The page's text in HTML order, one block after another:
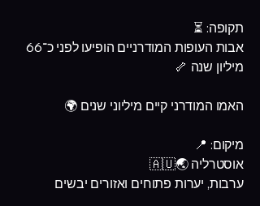
תקופה: ⏳
אבות העופות המודרניים הופיעו לפני כ־66
מיליון שנה 🦴
האמו המודרני קיים מיליוני שנים 🌍
מיקום: 📍
אוסטרליה 🌏🇦🇺
ערבות, יערות פתוחים ואזורים יבשים